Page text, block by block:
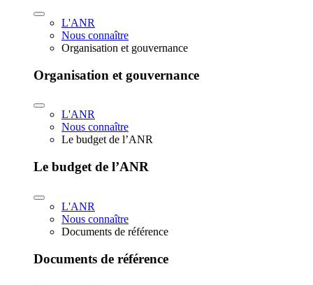
L'ANR
Nous connaître
Organisation et gouvernance
Organisation et gouvernance
L'ANR
Nous connaître
Le budget de l’ANR
Le budget de l’ANR
L'ANR
Nous connaître
Documents de référence
Documents de référence